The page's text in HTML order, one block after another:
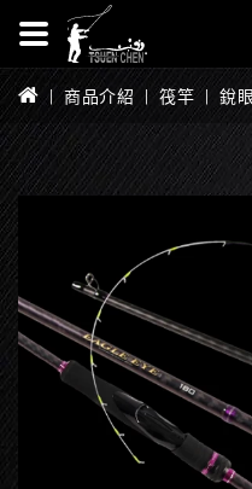
商品介紹 筏竿 銳